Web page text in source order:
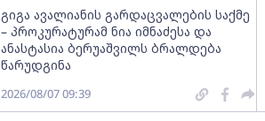
გიგა ავალიანის გარდაცვალების საქმე
– პროკურატურამ ნია იმნაძესა და
ანასტასია ბერუაშვილს ბრალდება
წარუდგინა
2026/08/07 09:39